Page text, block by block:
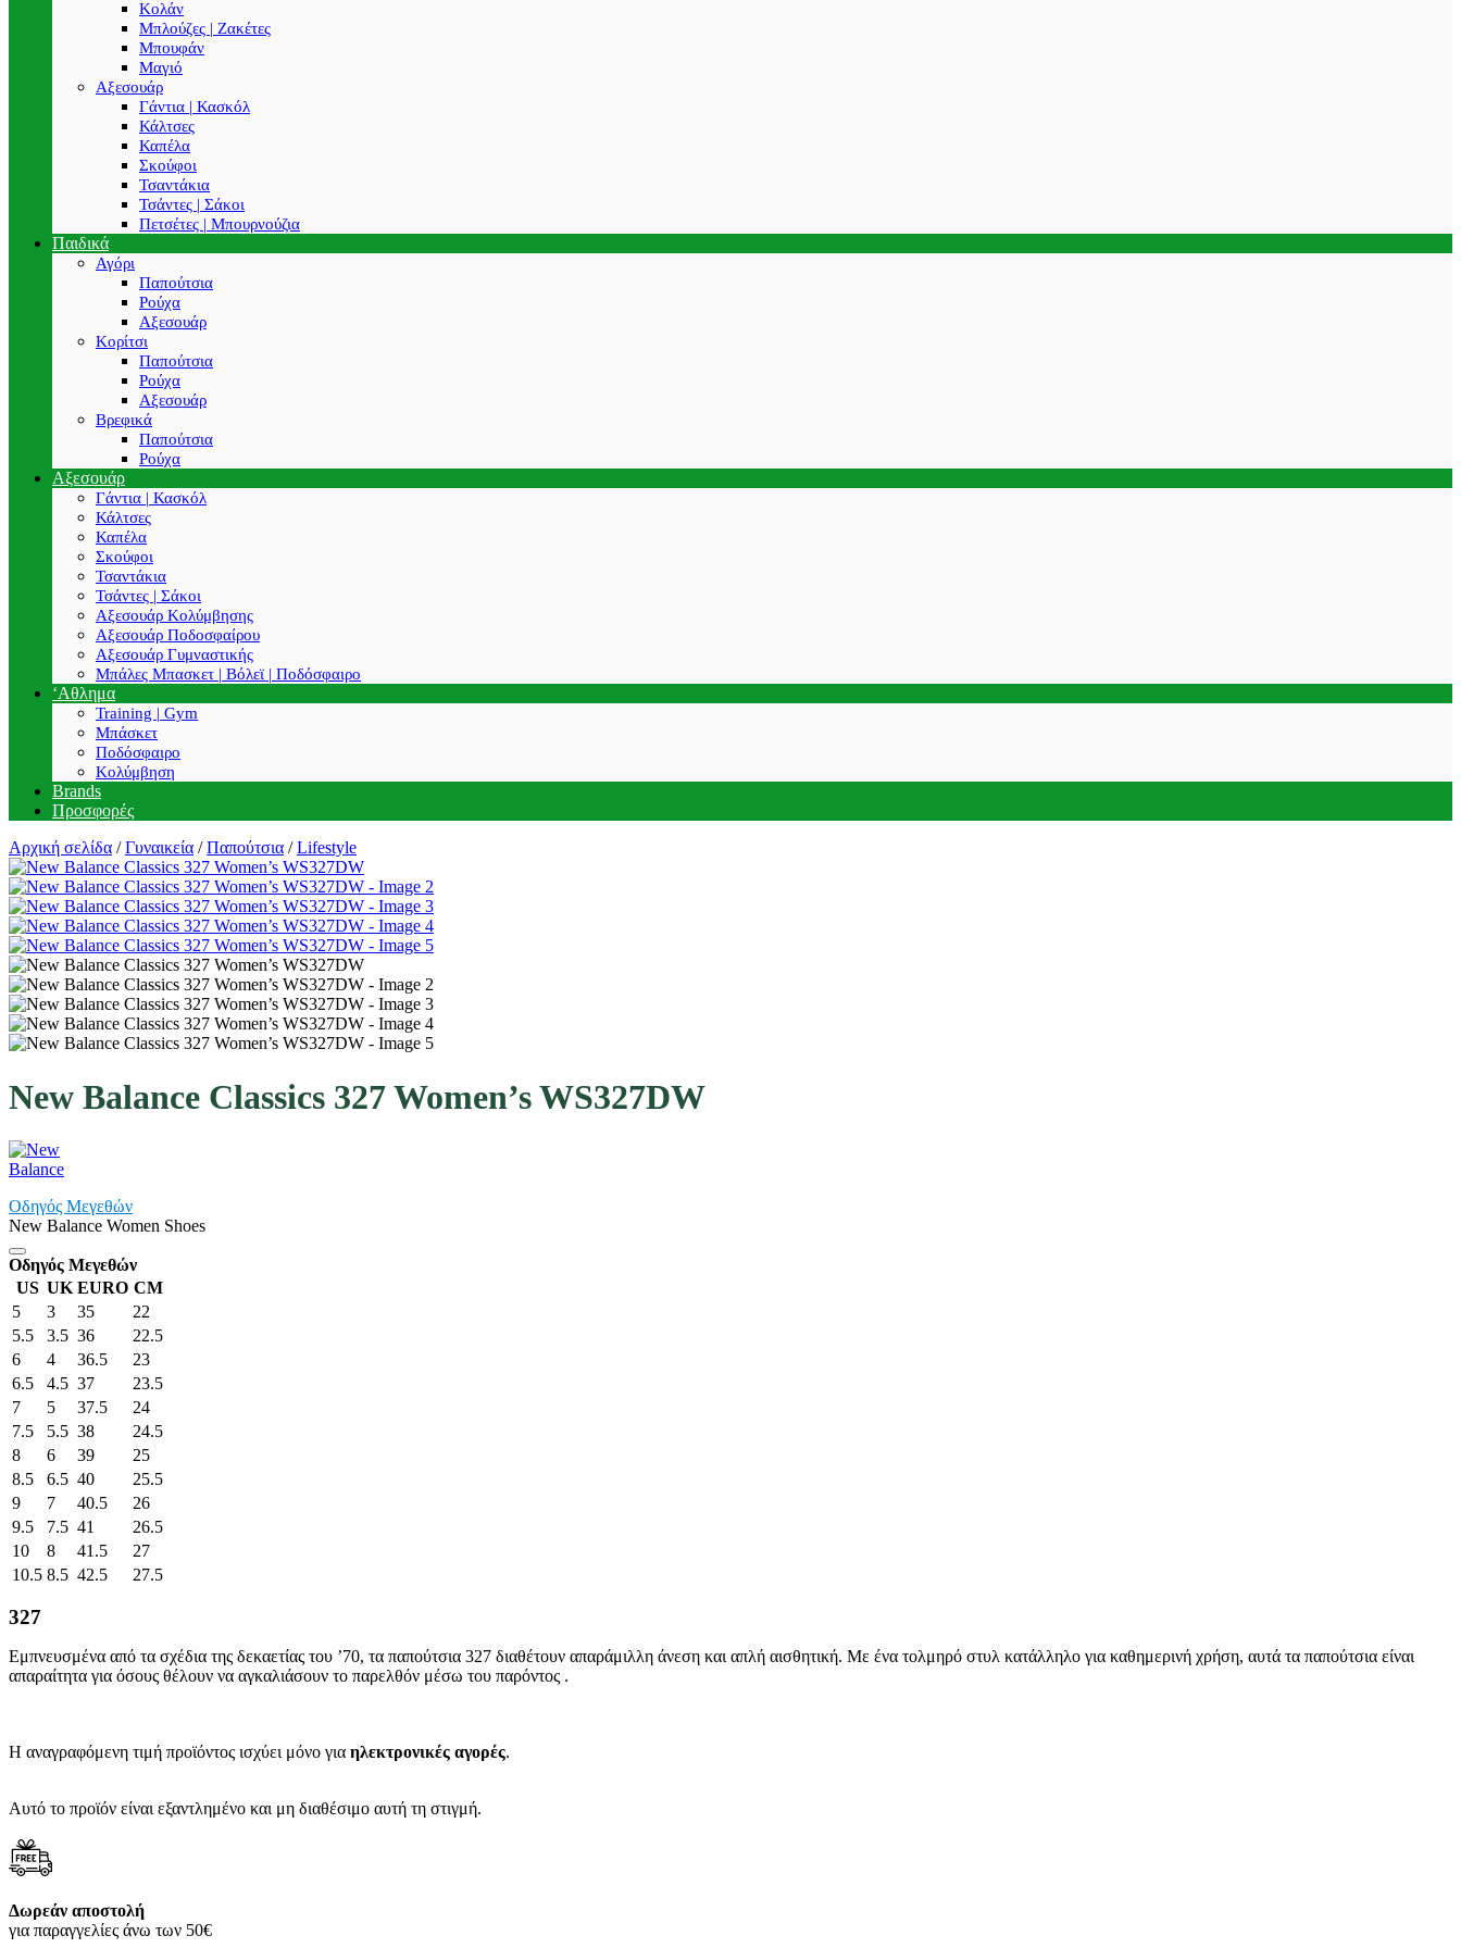
Κολάν
Μπλούζες | Ζακέτες
Μπουφάν
Μαγιό
Αξεσουάρ
Γάντια | Κασκόλ
Κάλτσες
Καπέλα
Σκούφοι
Τσαντάκια
Τσάντες | Σάκοι
Πετσέτες | Μπουρνούζια
Παιδικά
Αγόρι
Παπούτσια
Ρούχα
Αξεσουάρ
Κορίτσι
Παπούτσια
Ρούχα
Αξεσουάρ
Βρεφικά
Παπούτσια
Ρούχα
Αξεσουάρ
Γάντια | Κασκόλ
Κάλτσες
Καπέλα
Σκούφοι
Τσαντάκια
Τσάντες | Σάκοι
Αξεσουάρ Κολύμβησης
Αξεσουάρ Ποδοσφαίρου
Αξεσουάρ Γυμναστικής
Μπάλες Μπασκετ | Βόλεϊ | Ποδόσφαιρο
‘Αθλημα
Training | Gym
Μπάσκετ
Ποδόσφαιρο
Κολύμβηση
Brands
Προσφορές
Αρχική σελίδα / Γυναικεία / Παπούτσια / Lifestyle
New Balance Classics 327 Women’s WS327DW
Οδηγός Μεγεθών
New Balance Women Shoes
Οδηγός Μεγεθών
US UK EURO CM
5
3 35
22
5.5
3.5 36
22.5
6
4 36.5
23
6.5
4.5 37
23.5
7
5 37.5
24
7.5
5.5 38
24.5
8
6 39
25
8.5
6.5 40
25.5
9
7 40.5
26
9.5
7.5 41
26.5
10
8 41.5
27
10.5 8.5 42.5 27.5
327
Εμπνευσμένα από τα σχέδια της δεκαετίας του ’70, τα παπούτσια 327 διαθέτουν απαράμιλλη άνεση και απλή αισθητική. Με ένα τολμηρό στυλ κατάλληλο για καθημερινή χρήση, αυτά τα παπούτσια είναι
απαραίτητα για όσους θέλουν να αγκαλιάσουν το παρελθόν μέσω του παρόντος .
Η αναγραφόμενη τιμή προϊόντος ισχύει μόνο για ηλεκτρονικές αγορές.
Αυτό το προϊόν είναι εξαντλημένο και μη διαθέσιμο αυτή τη στιγμή.
Δωρεάν αποστολή
για παραγγελίες άνω των 50€